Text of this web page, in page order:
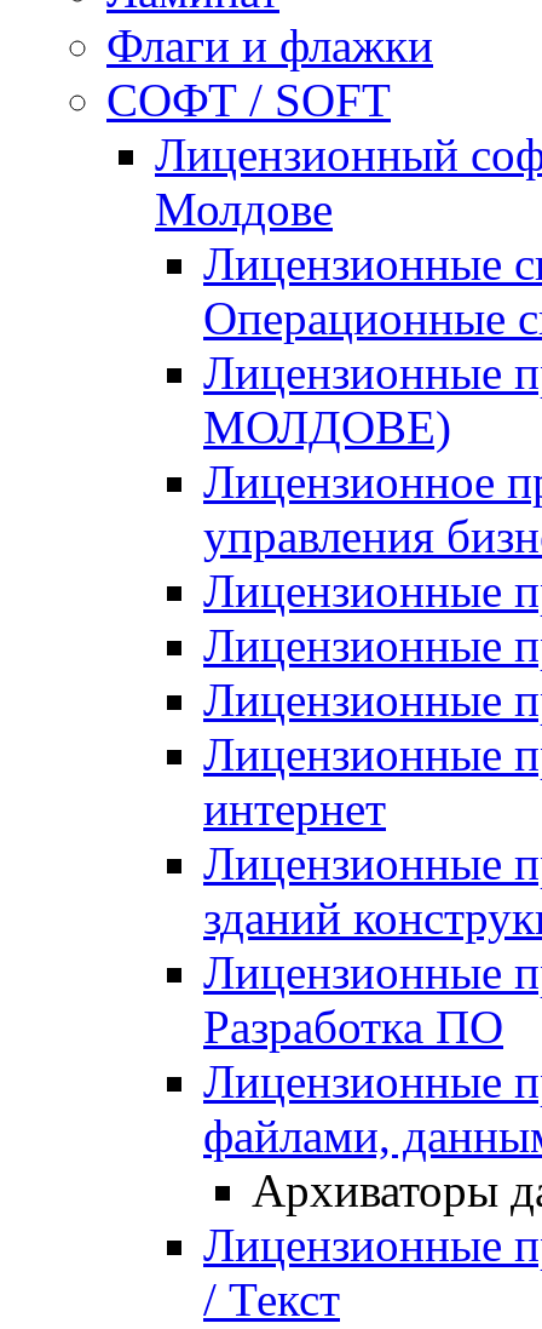
Флаги и флажки
СОФТ / SOFT
Лицензионный
Молдове
Лицензионные
Операционные
Лицензионные
МОЛДОВЕ)
Лицензионное
управления
Лицензионные
Лицензионные
Лицензионные
Лицензионные
интернет
Лицензионные
зданий
Лицензионные
Разработка ПО
Лицензионные
файлами,
Архиваторы
Лицензионные
/ Текст